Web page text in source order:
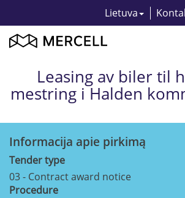
Lietuva
Leasing av biler til
mestring i Halden
Informacija apie pirkimą
Tender type
03 - Contract award notice
Procedure